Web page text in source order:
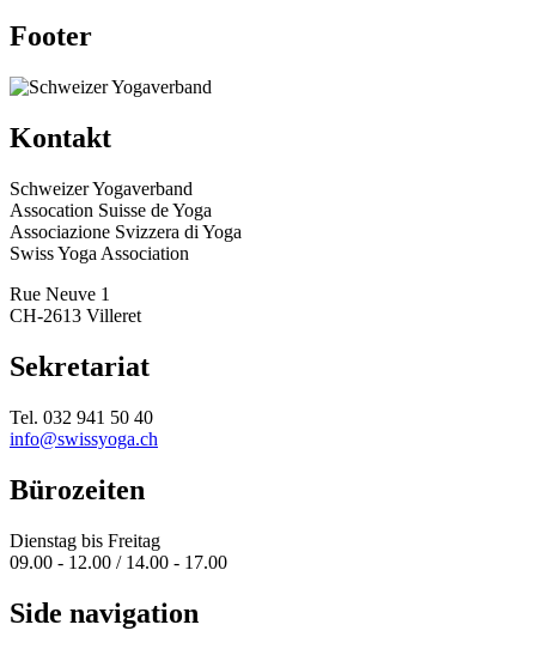
Footer
Kontakt
Schweizer Yogaverband
Assocation Suisse de Yoga
Associazione Svizzera di Yoga
Swiss Yoga Association
Rue Neuve 1
CH-2613 Villeret
Sekretariat
Tel. 032 941 50 40
info@swissyoga.ch
Bürozeiten
Dienstag bis Freitag
09.00 - 12.00 / 14.00 - 17.00
Side navigation